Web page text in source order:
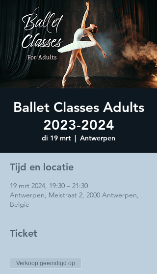
Ballet Classes Adults
2023-2024
di 19 mrt
  |
Antwerpen
Tijd en locatie
19 mrt 2024, 19:30 – 21:30
Antwerpen, Meistraat 2, 2000 Antwerpen,
België
Ticket
Verkoop geëindigd op